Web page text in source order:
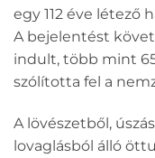
egy 112 éve létező
A bejelentést
indult, több mint
szólította fel a
A lövészetből,
lovaglásból álló